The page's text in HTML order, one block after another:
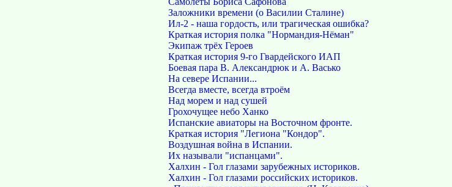
Заложники времени (о Василии Сталине)
Ил-2 - наша гордость, или трагическая ошибка?
Краткая история полка "Нормандия-Нёман"
Экипаж трёх Героев
Краткая история 9-го Гвардейского ИАП
Боевая пара В. Александрюк и А. Васько
На севере Испании...
Всегда вместе, всегда втроём
Над морем и над сушей
Грохочущее небо Ханко
Испанские авиаторы на Восточном фронте.
Краткая история "Легиона "Кондор".
Воздушная война в Испании.
Их называли "испанцами".
Халхин - Гол глазами зарубежных историков.
Халхин - Гол глазами российских историков.